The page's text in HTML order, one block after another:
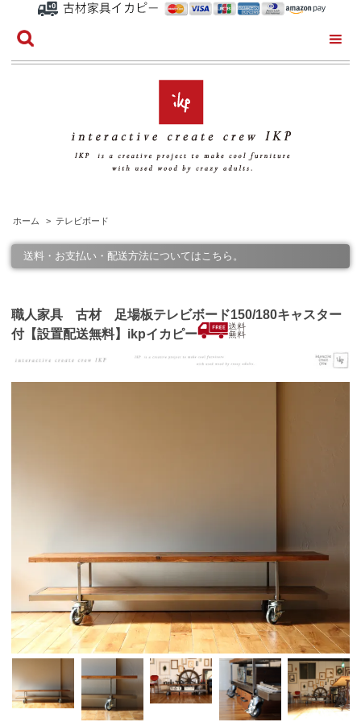
ホーム > テレビボード
送料・お支払い・配送方法についてはこちら。
職人家具 古材 足場板テレビボード150/180キャスター
付【設置配送無料】ikpイカピー